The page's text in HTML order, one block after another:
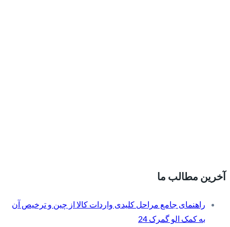
آخرین مطالب ما
راهنمای جامع مراحل کلیدی واردات کالا از چین و ترخیص آن
به کمک الو گمرک 24